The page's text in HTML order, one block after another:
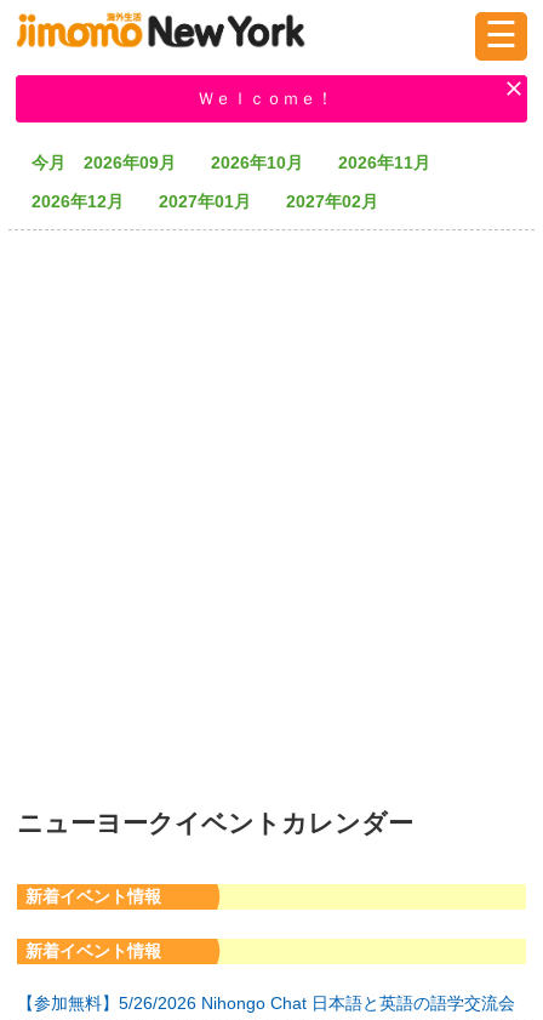
掲示板 タウン情報 教えて！
☰
Ｗｅｌｃｏｍｅ！
今月 2026年09月 2026年10月
2026年11月
2026年12月
2027年01月 2027年02月
ニューヨークイベントカレンダー
新着イベント情報
新着イベント情報
【参加無料】5/26/2026 Nihongo Chat 日本語と英語の語学交流会